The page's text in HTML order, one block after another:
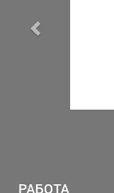
РАБОТА